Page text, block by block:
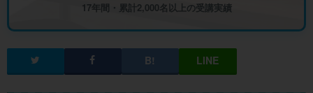
17年間・累計2,000名以上の受講実績